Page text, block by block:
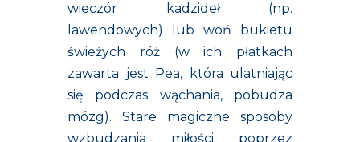
wieczór kadzideł (np.
lawendowych) lub woń bukietu
świeżych róż (w ich płatkach
zawarta jest Pea, która ulatniając
się podczas wąchania, pobudza
mózg). Stare magiczne sposoby
wzbudzania miłości poprzez